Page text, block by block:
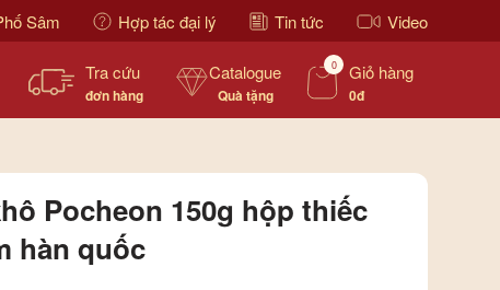
Sâm Hợp tác đại lý Tin tức Video
Tra cứu
đơn hàng
Catalogue
Quà tặng
0 Giỏ hàng
0đ
Pocheon 150g hộp thiếc
hàn quốc